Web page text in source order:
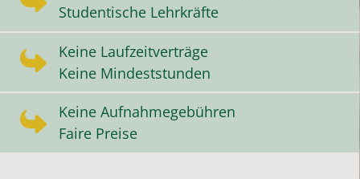
Studentische Lehrkräfte
Keine Laufzeitverträge
Keine Mindeststunden
Keine Aufnahmegebühren
Faire Preise